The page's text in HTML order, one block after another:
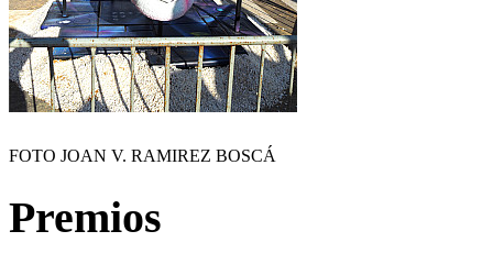
FOTO JOAN V. RAMIREZ BOSCÁ
Premios